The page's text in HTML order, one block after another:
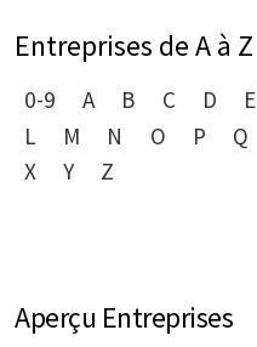
Entreprises de A à Z
0-9 A B C D E
L
M N O P Q
X
Y Z
Aperçu Entreprises